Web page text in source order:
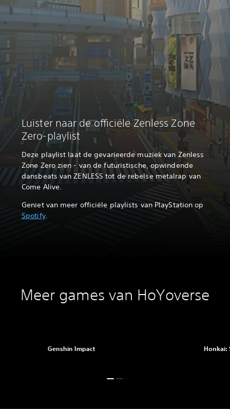
Luister naar de officiële Zenless Zone
Zero-playlist
Deze playlist laat de gevarieerde muziek van Zenless
Zone Zero zien - van de futuristische, opwindende
dansbeats van ZENLESS tot de rebelse metalrap van
Come Alive.
Geniet van meer officiële playlists van PlayStation op
Spotify.
Meer games van HoYoverse
Genshin Impact Honkai: